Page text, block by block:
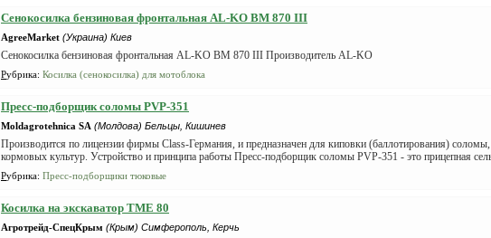
Сенокосилка бензиновая фронтальная AL-KO BM 870 III
AgreeMarket (Украина) Киев
Сенокосилка бензиновая фронтальная AL-KO BM 870 III Производитель AL-KO
Рубрика: Косилка (сенокосилка) для мотоблока
Пресс-подборщик соломы PVP-351
Moldagrotehnica SA (Молдова) Бельцы, Кишинев
Производится по лицензии фирмы Class-Германия, и предназначен для киповки (баллотирования)
кормовых культур. Устройство и принципа работы Пресс-подборщик соломы PVP-351 - это прицепная
Рубрика: Пресс-подборщики тюковые
Косилка на экскаватор TME 80
Агротрейд-СпецКрым (Крым) Симферополь, Керчь